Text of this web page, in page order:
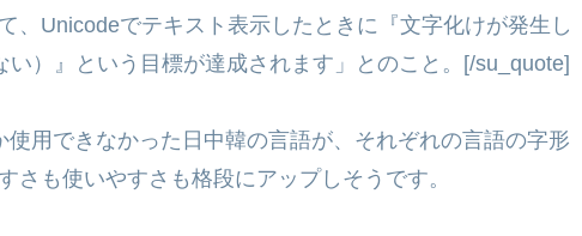
Unicodeでテキスト表示したときに『文字化けが発生し
）』という目標が達成されます」とのこと。[/su_quote]
用できなかった日中韓の言語が、それぞれの言語の字形
さも使いやすさも格段にアップしそうです。